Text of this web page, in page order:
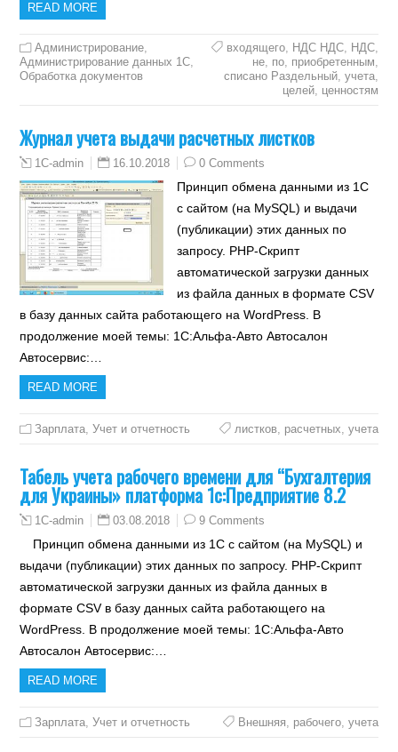
READ MORE
Администрирование,
Администрирование данных 1С,
Обработка документов
входящего, НДС НДС, НДС,
не, по, приобретенным,
списано Раздельный, учета,
целей, ценностям
Журнал учета выдачи расчетных листков
1C-admin 16.10.2018 0 Comments
Принцип обмена данными из 1С
с сайтом (на MySQL) и выдачи
(публикации) этих данных по
запросу. PHP-Скрипт
автоматической загрузки данных
из файла данных в формате CSV
в базу данных сайта работающего на WordPress. В
продолжение моей темы: 1С:Альфа-Авто Автосалон
Автосервис:…
READ MORE
Зарплата,Учет и отчетность листков, расчетных, учета
Табель учета рабочего времени для “Бухгалтерия
для Украины» платформа 1с:Предприятие 8.2
1C-admin 03.08.2018 9 Comments
Принцип обмена данными из 1С с сайтом (на MySQL) и
выдачи (публикации) этих данных по запросу. PHP-Скрипт
автоматической загрузки данных из файла данных в
формате CSV в базу данных сайта работающего на
WordPress. В продолжение моей темы: 1С:Альфа-Авто
Автосалон Автосервис:…
READ MORE
Зарплата,Учет и отчетность Внешняя, рабочего, учета